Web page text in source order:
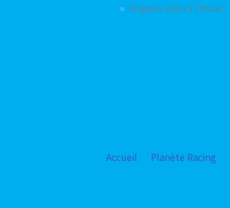
Hugues Ayivi à l'essai
Accueil
Planète Racing